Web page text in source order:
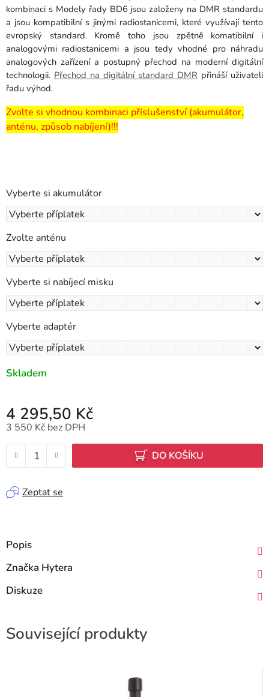
kombinaci s Modely řady BD6 jsou založeny na DMR standardu
a jsou kompatibilní s jinými radiostanicemi, které využívají tento
evropský standard. Kromě toho jsou zpětně komatibilní i
analogovými radiostanicemi a jsou tedy vhodné pro náhradu
analogových zařízení a postupný přechod na moderní digitální
technologii. Přechod na digitální standard DMR přináší uživateli
řadu výhod.
Zvolte si vhodnou kombinaci příslušenství (akumulátor,
anténu, způsob nabíjení)!!!
Vyberte si akumulátor
Zvolte anténu
Vyberte si nabíjecí misku
Vyberte adaptér
Skladem
4 295,50 Kč
3 550 Kč bez DPH
DO KOŠÍKU
Zeptat se
Popis
Značka Hytera
Diskuze
Související produkty